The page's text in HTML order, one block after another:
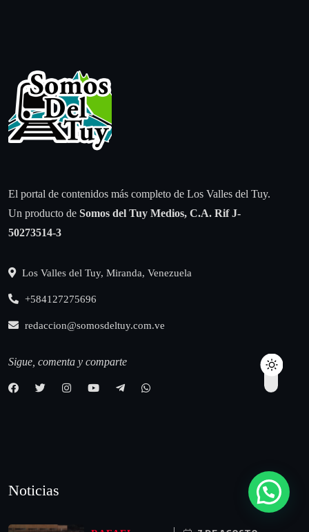
El portal de contenidos más completo de Los Valles del Tuy.
Un producto de Somos del Tuy Medios, C.A. Rif J-
50273514-3
Los Valles del Tuy, Miranda, Venezuela
+584127275696
redaccion@somosdeltuy.com.ve
Sigue, comenta y comparte
Noticias